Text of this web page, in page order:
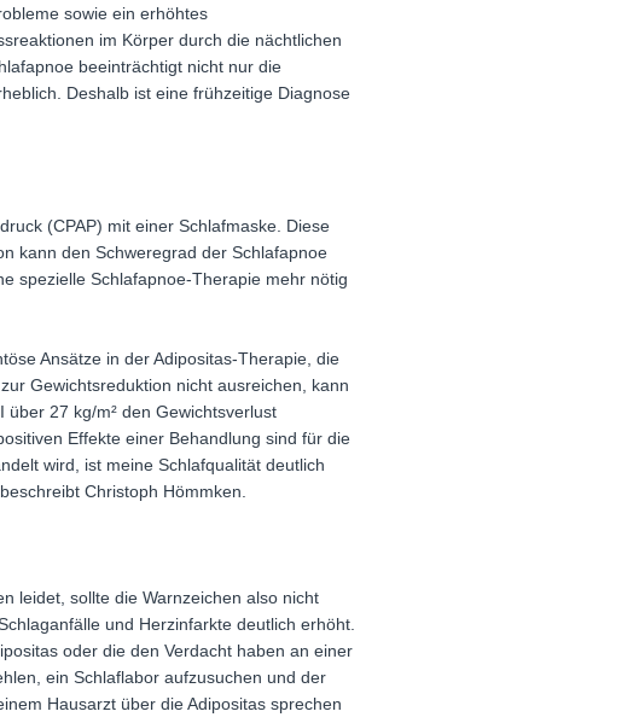
sowie ein erhöhtes
im Körper durch die nächtlichen
beeinträchtigt nicht nur die
Deshalb ist eine frühzeitige Diagnose
(CPAP) mit einer Schlafmaske. Diese
kann den Schweregrad der Schlafapnoe
spezielle Schlafapnoe-Therapie mehr nötig
Ansätze in der Adipositas-Therapie, die
Gewichtsreduktion nicht ausreichen, kann
27 kg/m² den Gewichtsverlust
Effekte einer Behandlung sind für die
wird, ist meine Schlafqualität deutlich
Christoph Hömmken.
leidet, sollte die Warnzeichen also nicht
und Herzinfarkte deutlich erhöht.
oder die den Verdacht haben an einer
ein Schlaflabor aufzusuchen und der
Hausarzt über die Adipositas sprechen